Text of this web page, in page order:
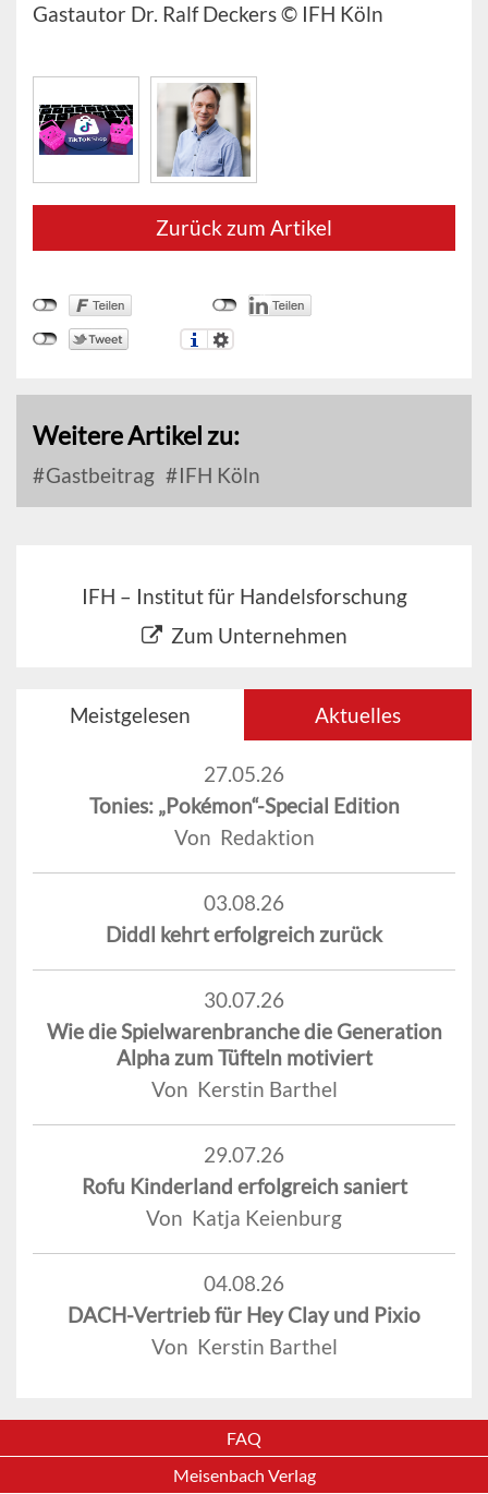
Gastautor Dr. Ralf Deckers © IFH Köln
Zurück zum Artikel
Weitere Artikel zu:
Gastbeitrag IFH Köln
IFH – Institut für Handelsforschung
Zum Unternehmen
Meistgelesen Aktuelles
27.05.26
Tonies: „Pokémon“-Special Edition
Von Redaktion
03.08.26
Diddl kehrt erfolgreich zurück
30.07.26
Wie die Spielwarenbranche die Generation
Alpha zum Tüfteln motiviert
Von Kerstin Barthel
29.07.26
Rofu Kinderland erfolgreich saniert
Von Katja Keienburg
04.08.26
DACH-Vertrieb für Hey Clay und Pixio
Von Kerstin Barthel
FAQ
Meisenbach Verlag